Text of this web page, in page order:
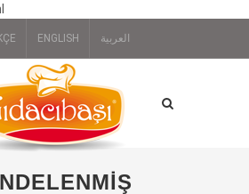
ENGLISH العربية